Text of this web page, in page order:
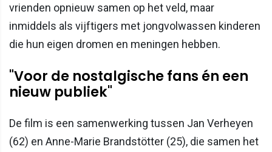
vrienden opnieuw samen op het veld, maar
inmiddels als vijftigers met jongvolwassen kinderen
die hun eigen dromen en meningen hebben.
"Voor de nostalgische fans én een
nieuw publiek"
De film is een samenwerking tussen Jan Verheyen
(62) en Anne-Marie Brandstötter (25), die samen het